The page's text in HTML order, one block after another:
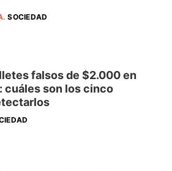
.SOCIEDAD
falsos de $2.000 en
cuáles son los cinco